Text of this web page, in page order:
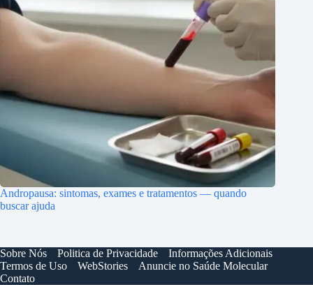
Andropausa: sintomas, exames e tratamentos — quando
buscar ajuda
Sobre Nós Politica de Privacidade
Informações Adicionais
Termos de Uso
WebStories
Anuncie no Saúde Molecular
Contato